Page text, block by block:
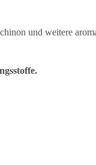
und weitere